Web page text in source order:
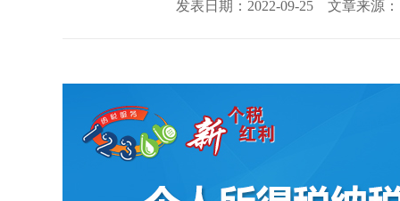
发表日期：2022-09-25 文章来源